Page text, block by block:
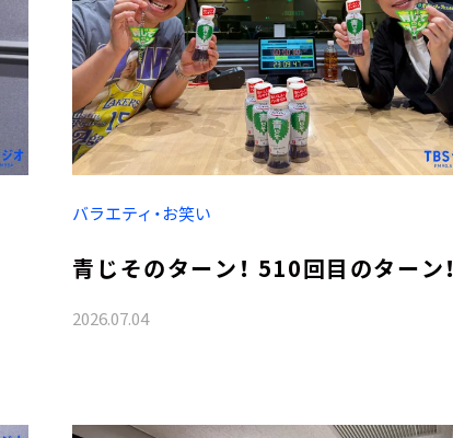
バラエティ・お笑い
青じそのターン！ 510回目のターン！
2026.07.04